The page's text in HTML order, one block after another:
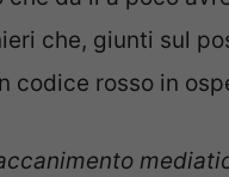
che, giunti sul
codice rosso in